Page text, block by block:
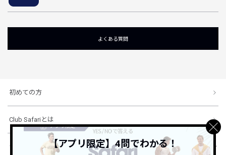
よくある質問
初めての方
Club Safariとは
ショッピングガイド【アプリ限定】4問でわかる！